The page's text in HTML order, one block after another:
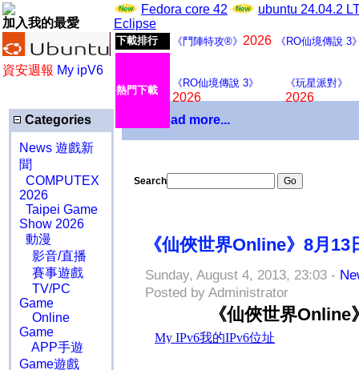
加入我的最愛
資安週報 My ipV6
Fedora core 42
ubuntu 24.04.2
Eclipse
下載排行 《鬥陣特攻®》 2026 《RO仙境傳說 3
熱門下載
《RO仙境傳說 3》
2026
《玩星派對》
2026
Categories
News 遊戲新
聞
COMPUTEX
2026
Taipei Game
Show 2026
動漫
影音/直播
賽事遊戲
TV/PC
Game
Online
Game
APP手遊
Game遊戲
Download more...
Search
《仙俠世界Online》8月
Sunday, August 4, 2013, 23:03 -
Posted by Administrator
《仙俠世界